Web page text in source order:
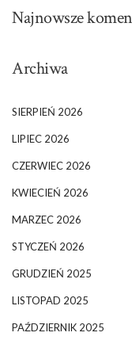
Najnowsze
Archiwa
SIERPIEŃ 2026
LIPIEC 2026
CZERWIEC 2026
KWIECIEŃ 2026
MARZEC 2026
STYCZEŃ 2026
GRUDZIEŃ 2025
LISTOPAD 2025
PAŹDZIERNIK 2025